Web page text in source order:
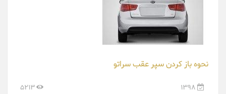
نحوه باز کردن سپر عقب سراتو
1398
5213